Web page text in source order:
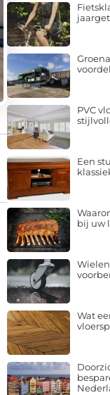
PVC
Een
bij uw
Wat